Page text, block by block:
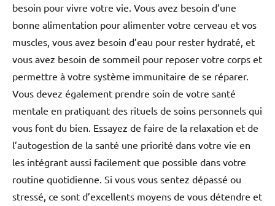
besoin pour vivre votre vie. Vous avez besoin d’une
bonne alimentation pour alimenter votre cerveau et vos
muscles, vous avez besoin d’eau pour rester hydraté, et
vous avez besoin de sommeil pour reposer votre corps et
permettre à votre système immunitaire de se réparer.
Vous devez également prendre soin de votre santé
mentale en pratiquant des rituels de soins personnels qui
vous font du bien. Essayez de faire de la relaxation et de
l’autogestion de la santé une priorité dans votre vie en
les intégrant aussi facilement que possible dans votre
routine quotidienne. Si vous vous sentez dépassé ou
stressé, ce sont d’excellents moyens de vous détendre et